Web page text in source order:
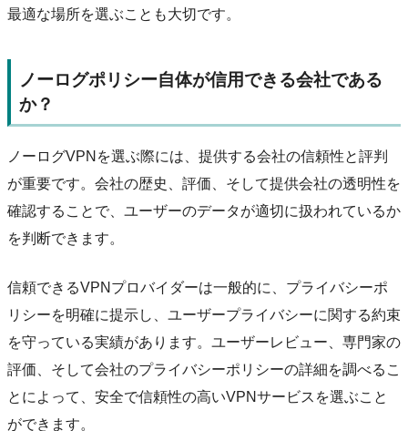
最適な場所を選ぶことも大切です。
ノーログポリシー自体が信用できる会社である
か？
ノーログVPNを選ぶ際には、提供する会社の信頼性と評判
が重要です。会社の歴史、評価、そして提供会社の透明性を
確認することで、ユーザーのデータが適切に扱われているか
を判断できます。
信頼できるVPNプロバイダーは一般的に、プライバシーポ
リシーを明確に提示し、ユーザープライバシーに関する約束
を守っている実績があります。ユーザーレビュー、専門家の
評価、そして会社のプライバシーポリシーの詳細を調べるこ
とによって、安全で信頼性の高いVPNサービスを選ぶこと
ができます。